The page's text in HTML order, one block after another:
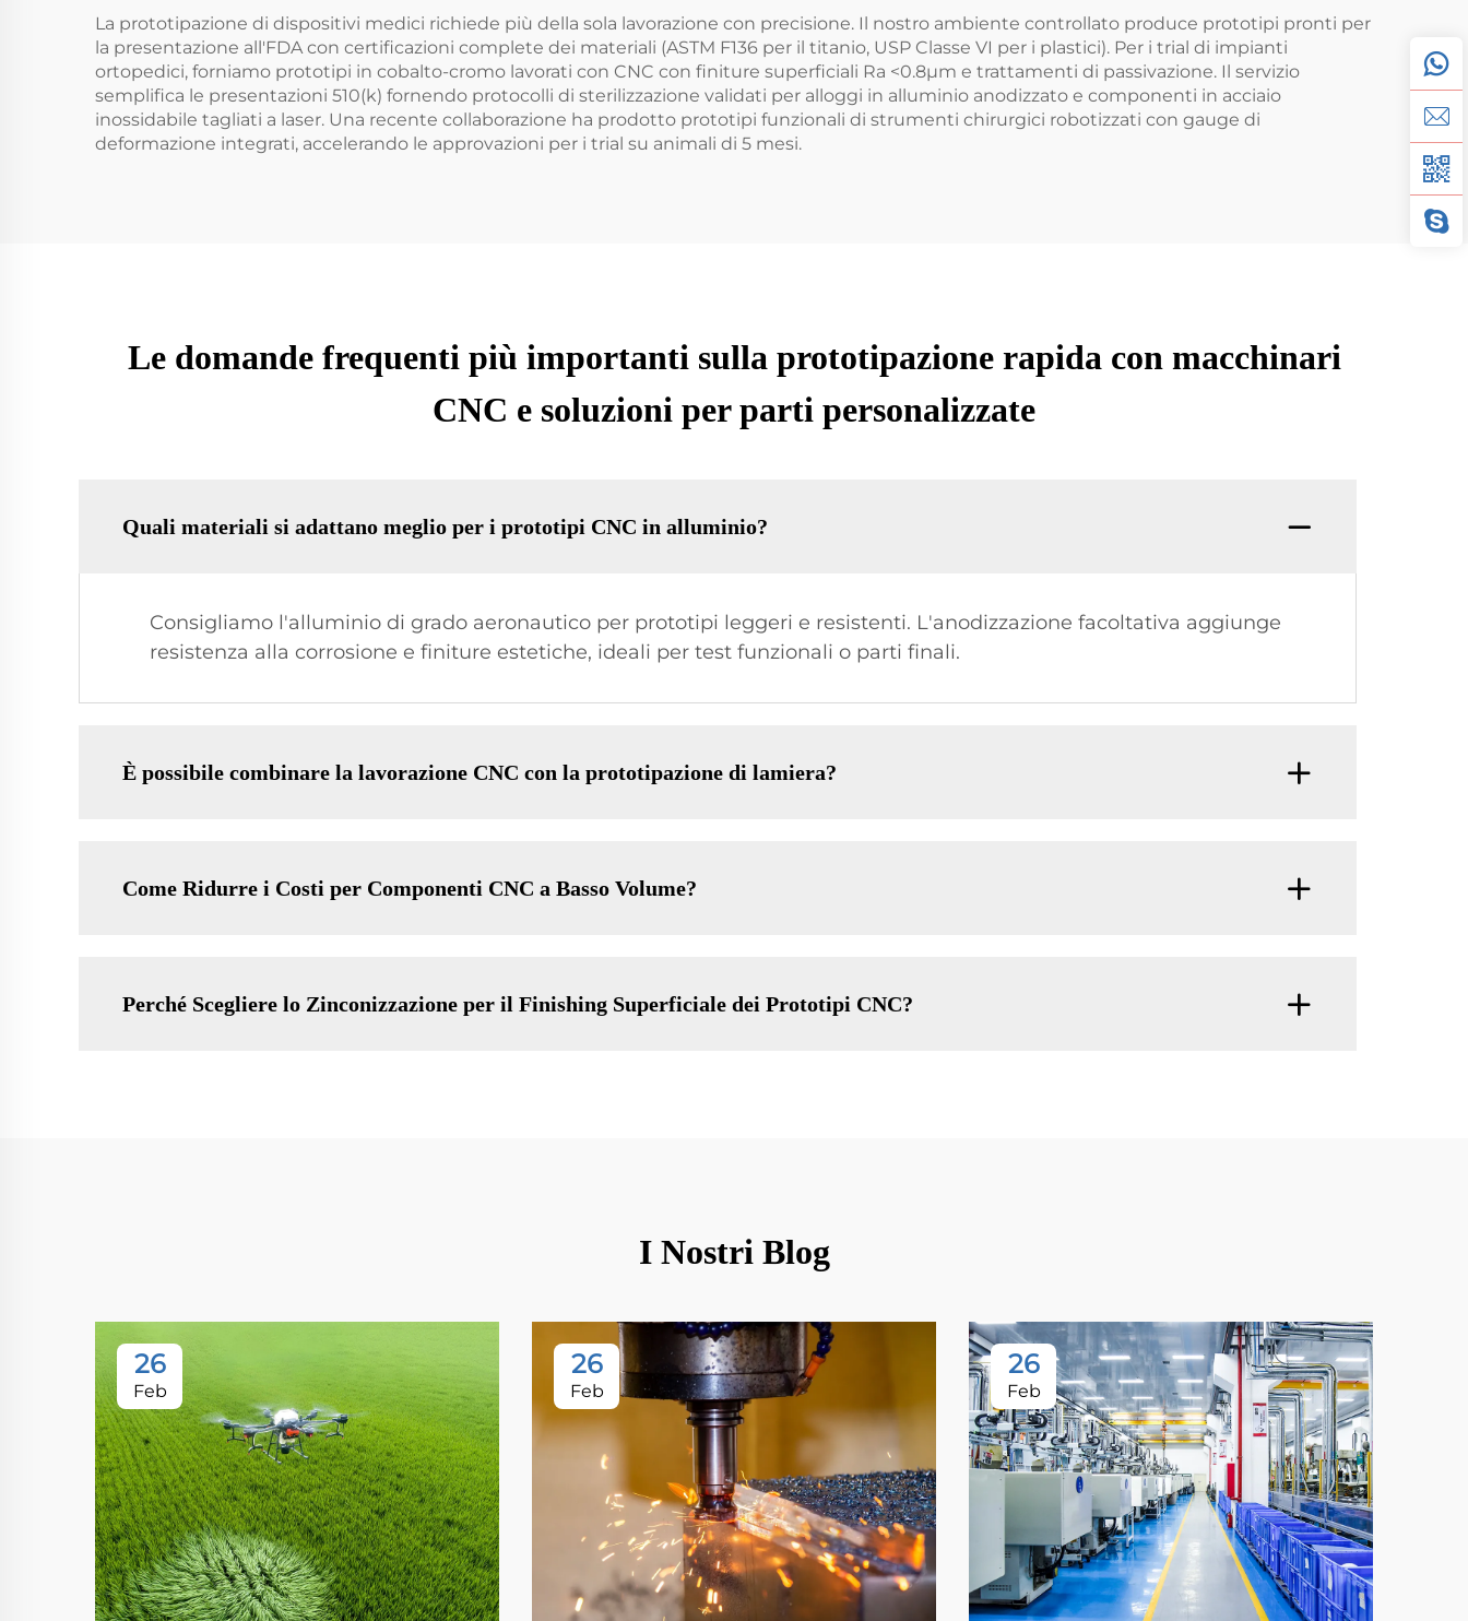
La prototipazione di dispositivi medici richiede più della sola lavorazione con precisione. Il nostro ambiente controllato produce prototipi pronti per
la presentazione all'FDA con certificazioni complete dei materiali (ASTM F136 per il titanio, USP Classe VI per i plastici). Per i trial di impianti
ortopedici, forniamo prototipi in cobalto-cromo lavorati con CNC con finiture superficiali Ra <0.8μm e trattamenti di passivazione. Il servizio
semplifica le presentazioni 510(k) fornendo protocolli di sterilizzazione validati per alloggi in alluminio anodizzato e componenti in acciaio
inossidabile tagliati a laser. Una recente collaborazione ha prodotto prototipi funzionali di strumenti chirurgici robotizzati con gauge di
deformazione integrati, accelerando le approvazioni per i trial su animali di 5 mesi.
Le domande frequenti più importanti sulla prototipazione rapida con macchinari
CNC e soluzioni per parti personalizzate
Quali materiali si adattano meglio per i prototipi CNC in alluminio?
Consigliamo l'alluminio di grado aeronautico per prototipi leggeri e resistenti. L'anodizzazione facoltativa aggiunge
resistenza alla corrosione e finiture estetiche, ideali per test funzionali o parti finali.
È possibile combinare la lavorazione CNC con la prototipazione di lamiera?
Come Ridurre i Costi per Componenti CNC a Basso Volume?
Perché Scegliere lo Zinconizzazione per il Finishing Superficiale dei Prototipi CNC?
I Nostri Blog
26
Feb
26
Feb
26
Feb